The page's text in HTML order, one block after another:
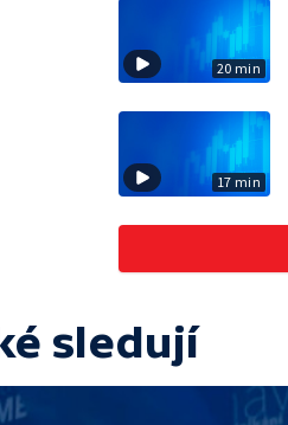
20 min
17 min
sledují